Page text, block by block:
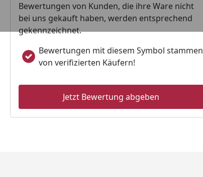
Bewertungen von Kunden, die ihre Ware nicht
bei uns gekauft haben, werden entsprechend
gekennzeichnet.
Bewertungen mit diesem Symbol stammen
von verifizierten Käufern!
Jetzt Bewertung abgeben